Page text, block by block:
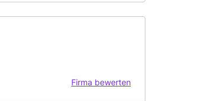
Firma bewerten